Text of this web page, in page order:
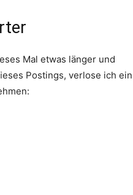
Mal etwas länger und
Postings, verlose ich ein